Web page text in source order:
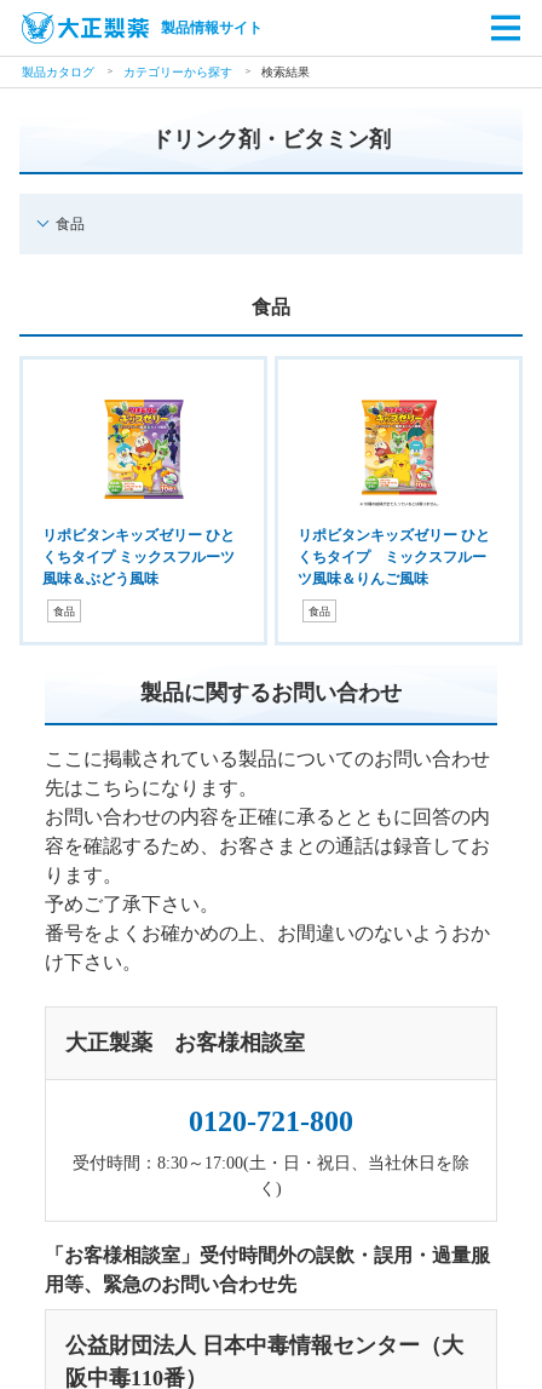
製品情報サイト
製品カタログ カテゴリーから探す 検索結果
ドリンク剤・ビタミン剤
食品
食品
リポビタンキッズゼリー ひと
くちタイプ ミックスフルーツ
風味＆ぶどう風味
食品
リポビタンキッズゼリー ひと
くちタイプ ミックスフルー
ツ風味＆りんご風味
食品
製品に関するお問い合わせ
ここに掲載されている製品についてのお問い合わせ
先はこちらになります。
お問い合わせの内容を正確に承るとともに回答の内
容を確認するため、お客さまとの通話は録音してお
ります。
予めご了承下さい。
番号をよくお確かめの上、お間違いのないようおか
け下さい。
大正製薬 お客様相談室
0120-721-800
受付時間：8:30～17:00(土・日・祝日、当社休日を除
く)
「お客様相談室」受付時間外の誤飲・誤用・過量服
用等、緊急のお問い合わせ先
公益財団法人 日本中毒情報センター（大
阪中毒110番）